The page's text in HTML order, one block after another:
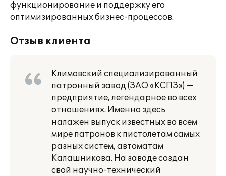
функционирование и поддержку его
оптимизированных бизнес-процессов.
Отзыв клиента
Климовский специализированный
патронный завод (ЗАО «КСПЗ») —
предприятие, легендарное во всех
отношениях. Именно здесь
налажен выпуск известных во всем
мире патронов к пистолетам самых
разных систем, автоматам
Калашникова. На заводе создан
свой научно-технический